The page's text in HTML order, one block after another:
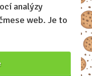
analýzy
web. Je to